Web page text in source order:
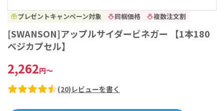
プレゼントキャンペーン対象 同梱価格 複数注文割
[SWANSON]アップルサイダービネガー 【1本180
ベジカプセル】
2,262円～
(20) レビューを書く